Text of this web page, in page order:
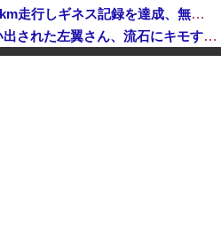
日産e-power、無給油で1980km走行しギネス記録を達成、無駄な発電や送電ロスなくEVよりエコを証明
【動画】 広島記念公園を追い出された左翼さん、流石にキモすぎて炎上
中国「大洪水！」三峡ダム「大雨で増水（台風直撃前」中国ダム「緊急放流！」中国鉄道「列車が走行中に流される」中国避難所「支援物資は有料です」謎の勢力「え」→